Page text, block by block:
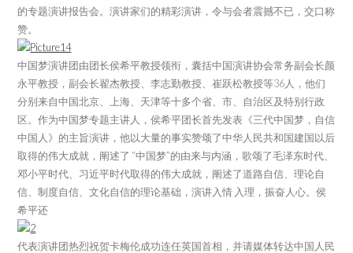
的专题演讲报告会。演讲家们的精彩演讲，令与会者震撼不已，交口称
赞。
中国梦演讲团由团长侯希平教授领衔，囊括中国演讲协会常务副会长颜
永平教授，副会长翟杰教授、李志勤教授、崔跃松教授等36人，他们
分别来自中国北京、上海、天津等十多个省、市、自治区及特别行政
区。作为中国梦专题主讲人，侯希平团长首先发表《三代中国梦，自信
中国人》的主旨演讲，他以大量的事实赞颂了中华人民共和国建国以后
取得的伟大成就，阐述了 “中国梦”的由来与内涵，歌颂了毛泽东时代、
邓小平时代、习近平时代取得的伟大成就，阐述了道路自信、理论自
信、制度自信、文化自信的理论基础，演讲入情 入理，振奋人心。侯
希平还
代表演讲团热烈祝贺卡梅伦成功连任英国首相，并请媒体转达中国人民